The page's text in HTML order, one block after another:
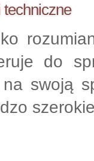
techniczne
do
swoją